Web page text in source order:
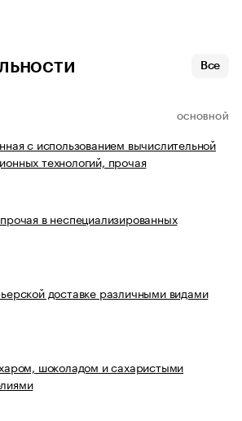
Все
ОСНОВНОЙ
с использованием вычислительной
технологий, прочая
в неспециализированных
доставке различными видами
шоколадом и сахаристыми